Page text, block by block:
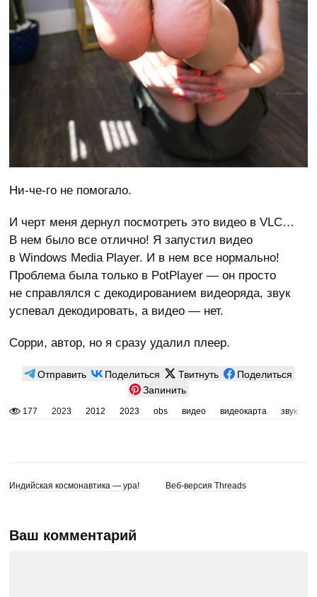
Ни-че-го не помогало.
И черт меня дернул посмотреть это видео в VLC…
В нем было все отлично! Я запустил видео
в Windows Media Player. И в нем все нормально!
Проблема была только в PotPlayer — он просто
не справлялся с декодированием видеоряда, звук
успевал декодировать, а видео — нет.
Сорри, автор, но я сразу удалил плеер.
Отправить Поделиться Твитнуть
Поделиться
Запинить
177 2023 2012 2023 obs видео видеокарта звук
Индийская космонавтика — ура! Веб-версия Threads
Ваш комментарий